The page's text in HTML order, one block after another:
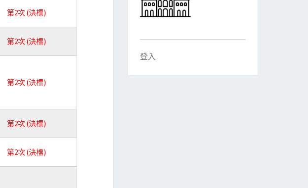
第2次 (決標)
第2次 (決標)
第2次 (決標)
第2次 (決標)
第2次 (決標)
登入